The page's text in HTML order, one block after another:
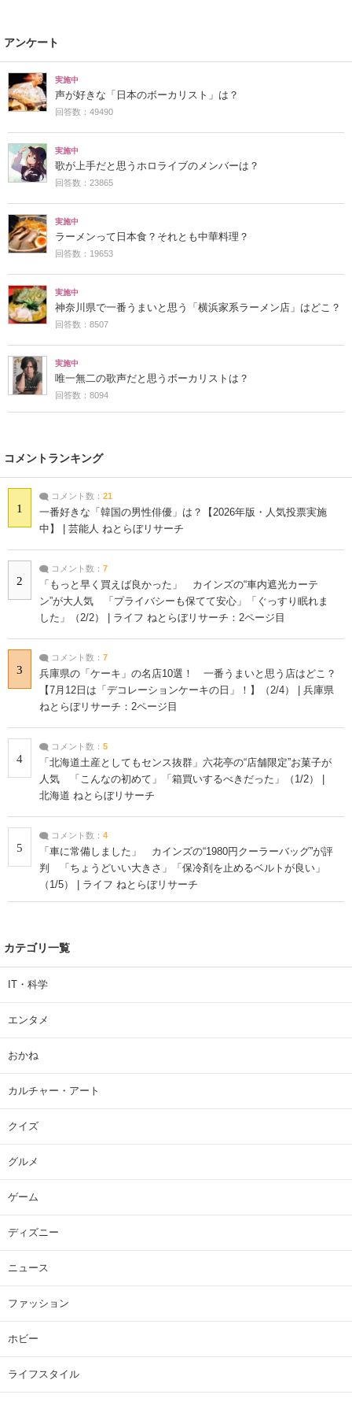
アンケート
実施中
声が好きな「日本のボーカリスト」は？
回答数：49490
実施中
歌が上手だと思うホロライブのメンバーは？
回答数：23865
実施中
ラーメンって日本食？それとも中華料理？
回答数：19653
実施中
神奈川県で一番うまいと思う「横浜家系ラーメン店」はどこ？
回答数：8507
実施中
唯一無二の歌声だと思うボーカリストは？
回答数：8094
コメントランキング
1
コメント数： 21
一番好きな「韓国の男性俳優」は？【2026年版・人気投票実施
中】 | 芸能人 ねとらぼリサーチ
2
コメント数： 7
「もっと早く買えば良かった」 カインズの“車内遮光カーテ
ン”が大人気 「プライバシーも保てて安心」「ぐっすり眠れま
した」（2/2） | ライフ ねとらぼリサーチ：2ページ目
3
コメント数： 7
兵庫県の「ケーキ」の名店10選！ 一番うまいと思う店はどこ？
【7月12日は「デコレーションケーキの日」！】（2/4） | 兵庫県
ねとらぼリサーチ：2ページ目
4
コメント数： 5
「北海道土産としてもセンス抜群」六花亭の“店舗限定”お菓子が
人気 「こんなの初めて」「箱買いするべきだった」（1/2） |
北海道 ねとらぼリサーチ
5
コメント数： 4
「車に常備しました」 カインズの“1980円クーラーバッグ”が評
判 「ちょうどいい大きさ」「保冷剤を止めるベルトが良い」
（1/5） | ライフ ねとらぼリサーチ
カテゴリ一覧
IT・科学
エンタメ
おかね
カルチャー・アート
クイズ
グルメ
ゲーム
ディズニー
ニュース
ファッション
ホビー
ライフスタイル